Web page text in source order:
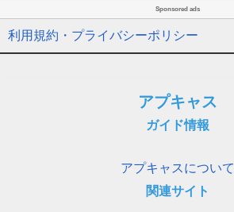
Sponsored ads
利用規約・プライバシーポリシー
アプキャス
ガイド情報
アプキャスについて
関連サイト